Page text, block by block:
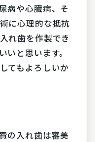
病や心臓病、そ
に心理的な抵抗
れ歯を作製でき
いと思います。
てもよろしいか
の入れ歯は審美